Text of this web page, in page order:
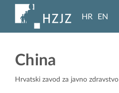
HR EN
China
Hrvatski zavod za javno zdravstvo